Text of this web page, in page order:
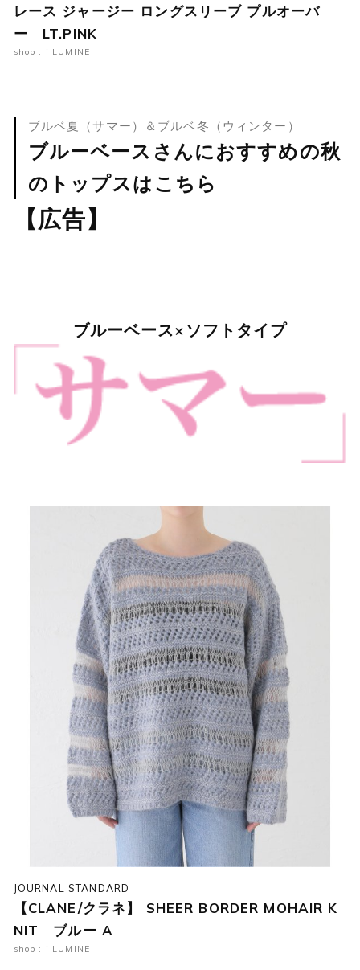
レース ジャージー ロングスリーブ プルオーバ
ー LT.PINK
shop : i LUMINE
ブルベ夏（サマー）＆ブルベ冬（ウィンター）
ブルーベースさんにおすすめの秋
のトップスはこちら
【広告】
ブルーベース×ソフトタイプ
JOURNAL STANDARD
【CLANE/クラネ】 SHEER BORDER MOHAIR K
NIT ブルー A
shop : i LUMINE